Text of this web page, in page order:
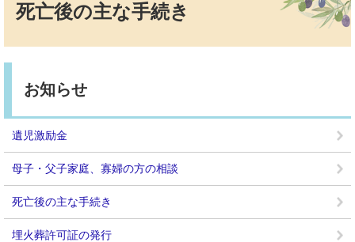
へ
死亡後の主な手続き
お知らせ
遺児激励金
母子・父子家庭、寡婦の方の相談
死亡後の主な手続き
埋火葬許可証の発行